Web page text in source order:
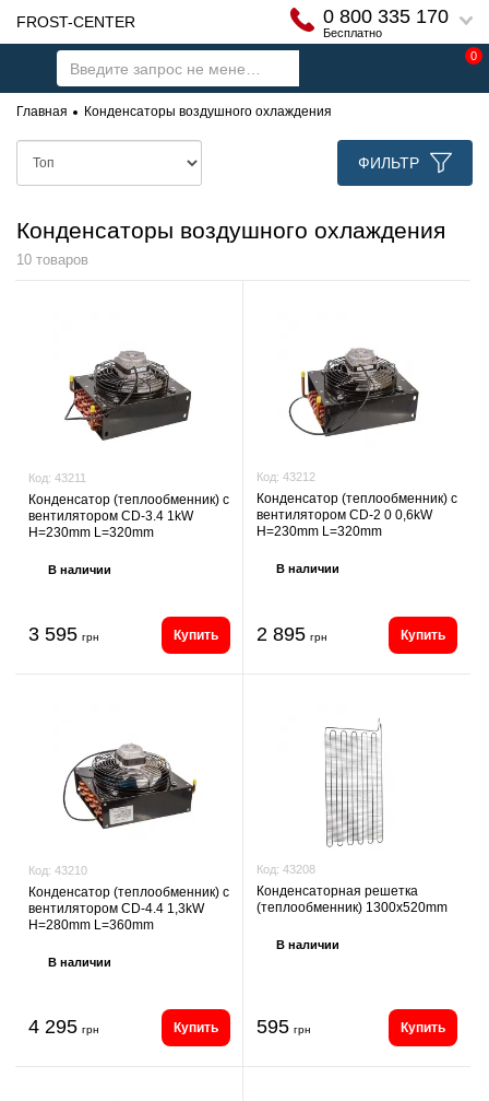
FROST-CENTER 0 800 335 170
Бесплатно
0
Главная Конденсаторы воздушного охлаждения
ФИЛЬТР
Конденсаторы воздушного охлаждения
10 товаров
Код: 43211
Конденсатор (теплообменник) с
вентилятором CD-3.4 1kW
H=230mm L=320mm
В наличии
3 595 грн Купить
Код: 43212
Конденсатор (теплообменник) с
вентилятором CD-2 0 0,6kW
H=230mm L=320mm
В наличии
2 895 грн Купить
Код: 43210
Конденсатор (теплообменник) с
вентилятором CD-4.4 1,3kW
H=280mm L=360mm
В наличии
4 295 грн Купить
Код: 43208
Конденсаторная решетка
(теплообменник) 1300x520mm
В наличии
595 грн Купить